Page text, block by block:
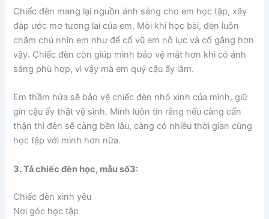
Chiếc đèn mang lại nguồn ánh sáng cho em học tập, xây
đắp ước mơ tương lai của em. Mỗi khi học bài, đèn luôn
chăm chú nhìn em như để cổ vũ em nỗ lực và cố gắng hơn
vậy. Chiếc đèn còn giúp mình bảo vệ mắt hơn khi có ánh
sáng phù hợp, vì vậy mà em quý cậu ấy lắm.
Em thầm hứa sẽ bảo vệ chiếc đèn nhỏ xinh của mình, giữ
gìn cậu ấy thật vệ sinh. Mình luôn tin rằng nếu càng cẩn
thận thì đèn sẽ càng bền lâu, càng có nhiều thời gian cùng
học tập với mình hơn nữa.
3. Tả chiếc đèn học, mẫu số3:
Chiếc đèn xinh yêu
Nơi góc học tập